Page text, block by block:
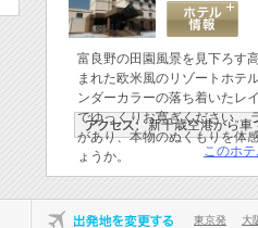
富良野の田園風景を見下ろす
まれた欧米風のリゾートホテ
ンダーカラーの落ち着いたレ
でゆっくりお寛ぎください。
があり、本物のぬくもりを体
ょうか。
新千歳空港から車
このホ
東京発 大